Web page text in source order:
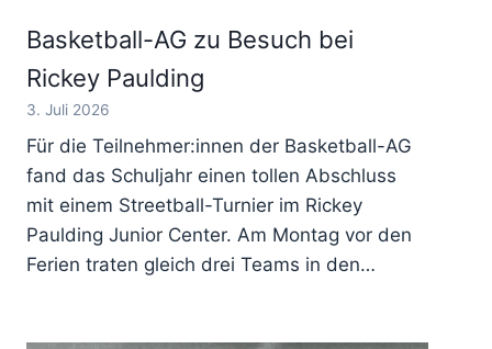
Basketball-AG zu Besuch bei
Rickey Paulding
3. Juli 2026
Für die Teilnehmer:innen der Basketball-AG
fand das Schuljahr einen tollen Abschluss
mit einem Streetball-Turnier im Rickey
Paulding Junior Center. Am Montag vor den
Ferien traten gleich drei Teams in den…